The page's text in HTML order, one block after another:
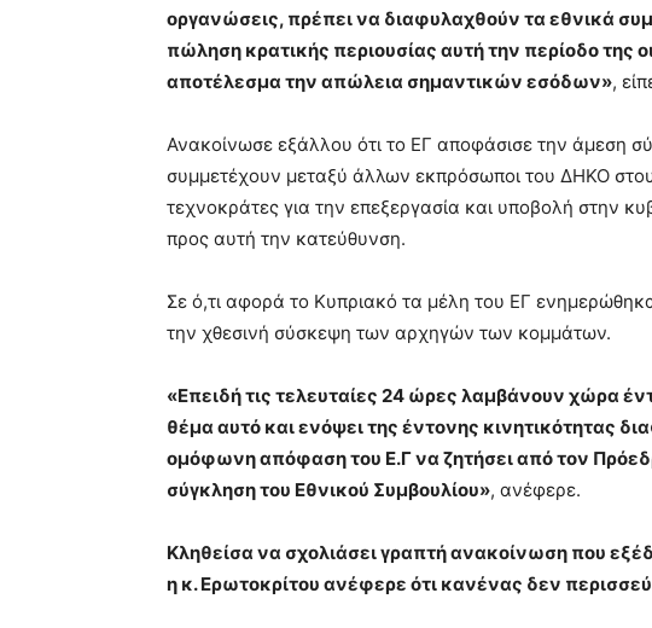
οργανώσεις, πρέπει να διαφυλαχθούν τα εθνικά
πώληση κρατικής περιουσίας αυτή την περίοδο της
αποτέλεσμα την απώλεια σημαντικών εσόδων»,
Ανακοίνωσε εξάλλου ότι το ΕΓ αποφάσισε την άμεση
συμμετέχουν μεταξύ άλλων εκπρόσωποι του ΔΗΚΟ
τεχνοκράτες για την επεξεργασία και υποβολή στην
προς αυτή την κατεύθυνση.
Σε ό,τι αφορά το Κυπριακό τα μέλη του ΕΓ
την χθεσινή σύσκεψη των αρχηγών των κομμάτων.
«Επειδή τις τελευταίες 24 ώρες λαμβάνουν χώρα
θέμα αυτό και ενόψει της έντονης κινητικότητας
ομόφωνη απόφαση του Ε.Γ να ζητήσει από τον
σύγκληση του Εθνικού Συμβουλίου», ανέφερε.
Κληθείσα να σχολιάσει γραπτή ανακοίνωση που
η κ. Ερωτοκρίτου ανέφερε ότι κανένας δεν